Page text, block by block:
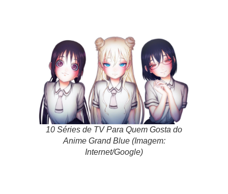
10 Séries de TV Para Quem Gosta do
Anime Grand Blue (Imagem:
Internet/Google)